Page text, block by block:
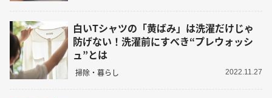
白いTシャツの「黄ばみ」は洗濯だけじゃ
防げない！洗濯前にすべき“プレウォッシ
ュ”とは
掃除・暮らし 2022.11.27